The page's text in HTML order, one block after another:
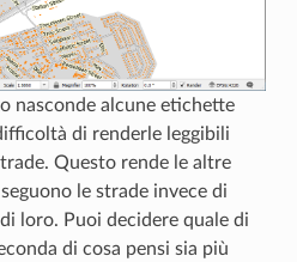
nasconde alcune etichette
di renderle leggibili
Questo rende le altre
le strade invece di
loro. Puoi decidere quale di
di cosa pensi sia più